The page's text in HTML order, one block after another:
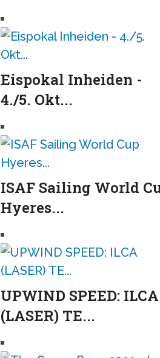
Eispokal Inheiden -
4./5. Okt...
ISAF Sailing World
Hyeres...
UPWIND SPEED: ILCA
(LASER) TE...